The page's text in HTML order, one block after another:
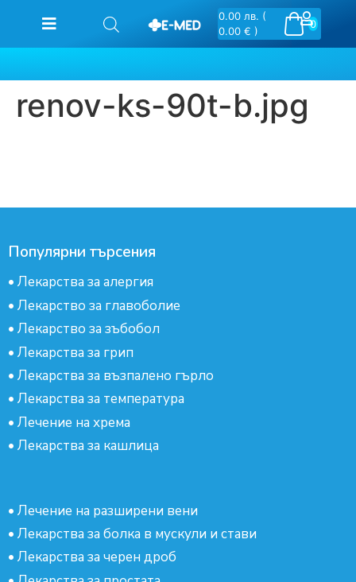
0
0.00 лв. (
0.00 € )
renov-ks-90t-b.jpg
Популярни търсения
• Лекарства за алергия
• Лекарство за главоболие
• Лекарство за зъбобол
• Лекарства за грип
• Лекарства за възпалено гърло
• Лекарства за температура
• Лечение на хрема
• Лекарства за кашлица
• Лечение на разширени вени
• Лекарства за болка в мускули и стави
• Лекарства за черен дроб